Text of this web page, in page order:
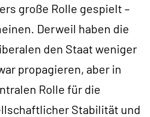
große Rolle gespielt –
Derweil haben die
den Staat weniger
propagieren, aber in
Rolle für die
Stabilität und